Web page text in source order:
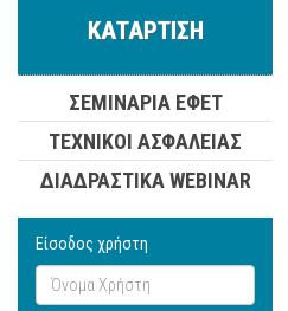
ΚΑΤΑΡΤΙΣΗ
ΣΕΜΙΝΑΡΙΑ ΕΦΕΤ
ΤΕΧΝΙΚΟΙ ΑΣΦΑΛΕΙΑΣ
ΔΙΑΔΡΑΣΤΙΚΑ WEBINAR
Είσοδος χρήστη
Όνομα
Χρήστη